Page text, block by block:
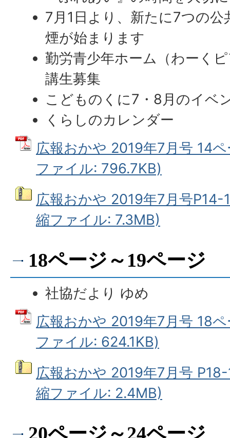
7月1日より、新たに7つの公
煙が始まります
勤労青少年ホーム（わーく
講生募集
こどものくに7・8月のイベ
くらしのカレンダー
広報おかや 2019年7月号 14
ファイル: 796.7KB)
広報おかや 2019年7月号
縮ファイル: 7.3MB)
18ページ～19ページ
社協だより ゆめ
広報おかや 2019年7月号 18
ファイル: 624.1KB)
広報おかや 2019年7月号
縮ファイル: 2.4MB)
20ページ～24ページ